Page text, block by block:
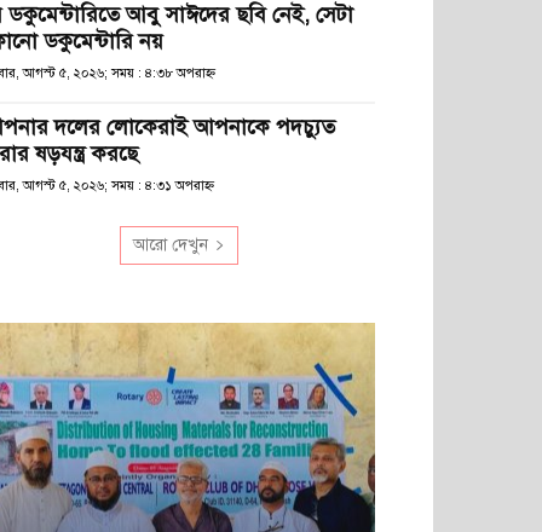
ডকুমেন্টারিতে আবু সাঈদের ছবি নেই, সেটা
ডকুমেন্টারি নয়
আগস্ট ৫, ২০২৬; সময় : ৪:৩৮ অপরাহ্ণ
দলের লোকেরাই আপনাকে পদচ্যুত
ষড়যন্ত্র করছে
আগস্ট ৫, ২০২৬; সময় : ৪:৩১ অপরাহ্ণ
আরো দেখুন